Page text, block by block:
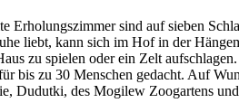
sind auf sieben
liebt, kann sich im Hof in der
zu spielen oder ein Zelt
bis zu 30 Menschen gedacht. Auf
Dudutki, des Mogilew Zoogartens